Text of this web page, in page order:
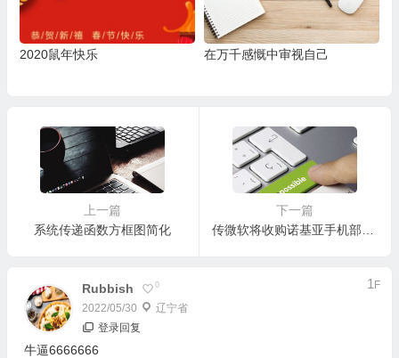
2020鼠年快乐 在万千感慨中审视自己
上一篇
系统传递函数方框图简化
下一篇
Rubbish 0
2022/05/30 辽宁省
1 F
登录回复
牛逼6666666